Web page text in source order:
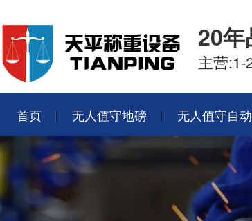
20
主营:1-
首页 无人值守地磅 无人值守自
智能称重系统 联系我们